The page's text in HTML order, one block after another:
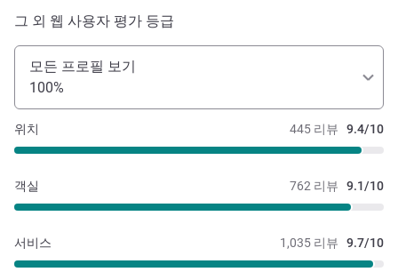
그 외 웹 사용자 평가 등급
모든 프로필 보기
100%
445 리뷰 9.4/10
위치
762 리뷰 9.1/10
객실
1,035 리뷰 9.7/10
서비스